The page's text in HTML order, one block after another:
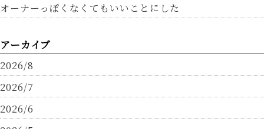
オーナーっぽくなくてもいいことにした
アーカイブ
2026/8
2026/7
2026/6